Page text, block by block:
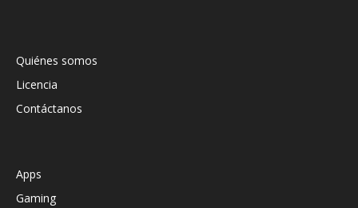
Quiénes somos
Licencia
Contáctanos
Apps
Gaming